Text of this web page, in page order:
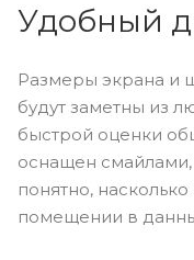
Удобный
Размеры экрана и
будут заметны из
быстрой оценки
оснащен
понятно,
помещении в